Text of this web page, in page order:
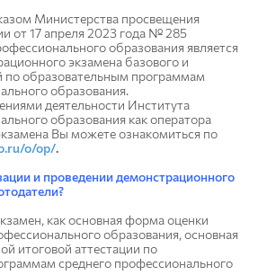
Министерства просвещения
от 17 апреля 2023 года № 285
образования является
экзамена базового и
по образовательным программам
образования.
деятельности Института
образования как оператора
Вы можете ознакомиться по
o/op/.
и проведении демонстрационного
как основная форма оценки
образования, основная
итоговой аттестации по
среднего профессионального